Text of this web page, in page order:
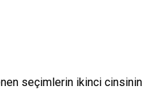
seçimlerin ikinci cinsinin